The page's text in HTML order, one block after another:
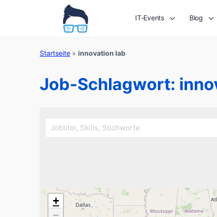
IT-Events Blog
Startseite » innovation lab
Job-Schlagwort:
+